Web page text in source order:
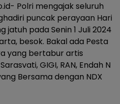
Polri mengajak seluruh
puncak perayaan Hari
jatuh pada Senin 1 Juli 2024
besok. Bakal ada Pesta
yang bertabur artis
GIGI, RAN, Endah N
Bersama dengan NDX